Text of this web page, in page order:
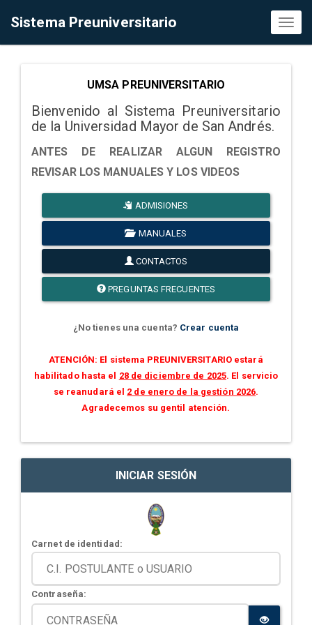
Sistema Preuniversitario
UMSA PREUNIVERSITARIO
Bienvenido al Sistema Preuniversitario
de la Universidad Mayor de San Andrés.
ANTES DE REALIZAR ALGUN REGISTRO
REVISAR LOS MANUALES Y LOS VIDEOS
ADMISIONES
MANUALES
CONTACTOS
PREGUNTAS FRECUENTES
¿No tienes una cuenta? Crear cuenta
ATENCIÓN: El sistema PREUNIVERSITARIO estará
habilitado hasta el 28 de diciembre de 2025. El servicio
se reanudará el 2 de enero de la gestión 2026.
Agradecemos su gentil atención.
INICIAR SESIÓN
Carnet de identidad:
Contraseña: